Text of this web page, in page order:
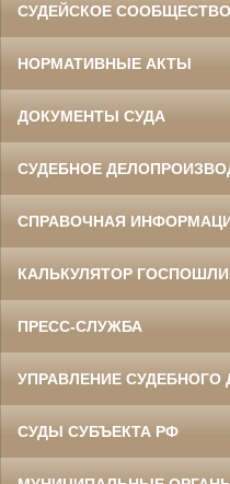
СУДЕЙСКОЕ СООБЩЕСТВО
НОРМАТИВНЫЕ АКТЫ
ДОКУМЕНТЫ СУДА
СУДЕБНОЕ
СПРАВОЧНАЯ
КАЛЬКУЛЯТОР
ПРЕСС-СЛУЖБА
УПРАВЛЕНИЕ СУДЕБНОГО
СУДЫ СУБЪЕКТА РФ